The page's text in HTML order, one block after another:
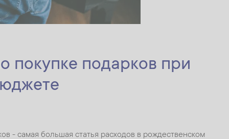
покупке подарков при
- самая большая статья расходов в рождественском